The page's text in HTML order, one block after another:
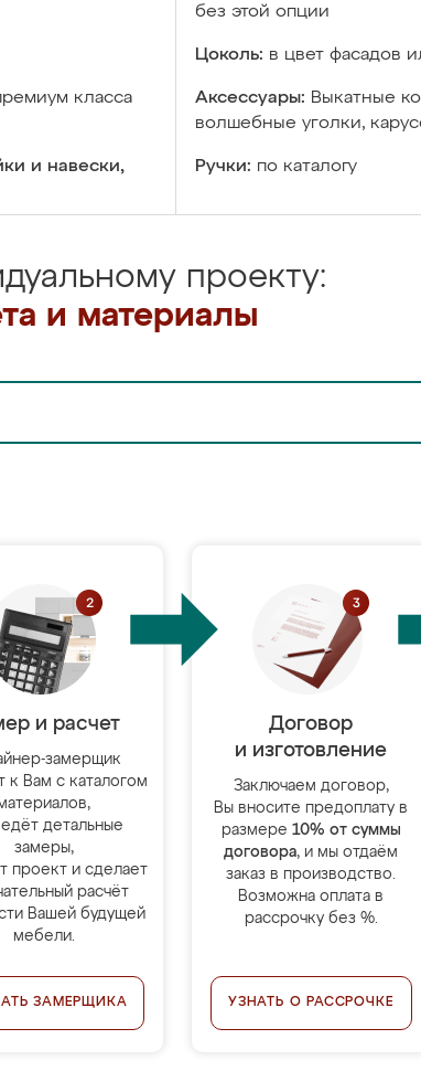
без этой опции
Цоколь: в цвет фасадов
класса
Аксессуары: Выкатные
волшебные уголки,
и навески,
Ручки: по каталогу
проекту:
и материалы
и расчет
замерщик
к Вам с каталогом
детальные
замеры,
проект и сделает
расчёт
Вашей будущей
мебели.
ЗАМЕРЩИКА
Договор
и изготовление
Заключаем договор,
Вы вносите предоплату в
размере 10% от суммы
договора, и мы отдаём
заказ в производство.
Возможна оплата в
рассрочку без %.
УЗНАТЬ О РАССРОЧКЕ